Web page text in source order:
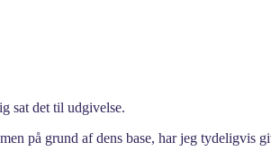
sat det til udgivelse.
på grund af dens base, har jeg tydeligvis